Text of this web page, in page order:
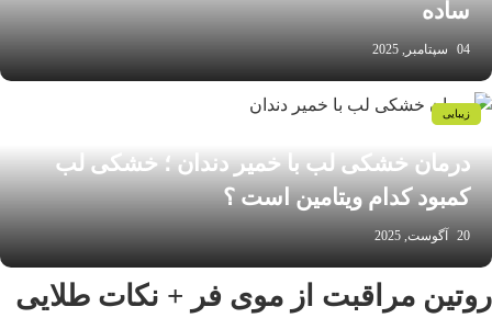
ساده
04 سپتامبر, 2025
درمان خشکی لب با خمیر دندان ؛ خشکی لب
کمبود کدام ویتامین است ؟
20 آگوست, 2025
زیبایی
مراقبت از موی فر + نکات طلایی